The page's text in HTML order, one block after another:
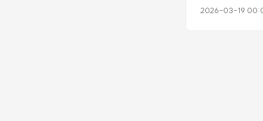
는 두 개의 독립적
2026-03-19